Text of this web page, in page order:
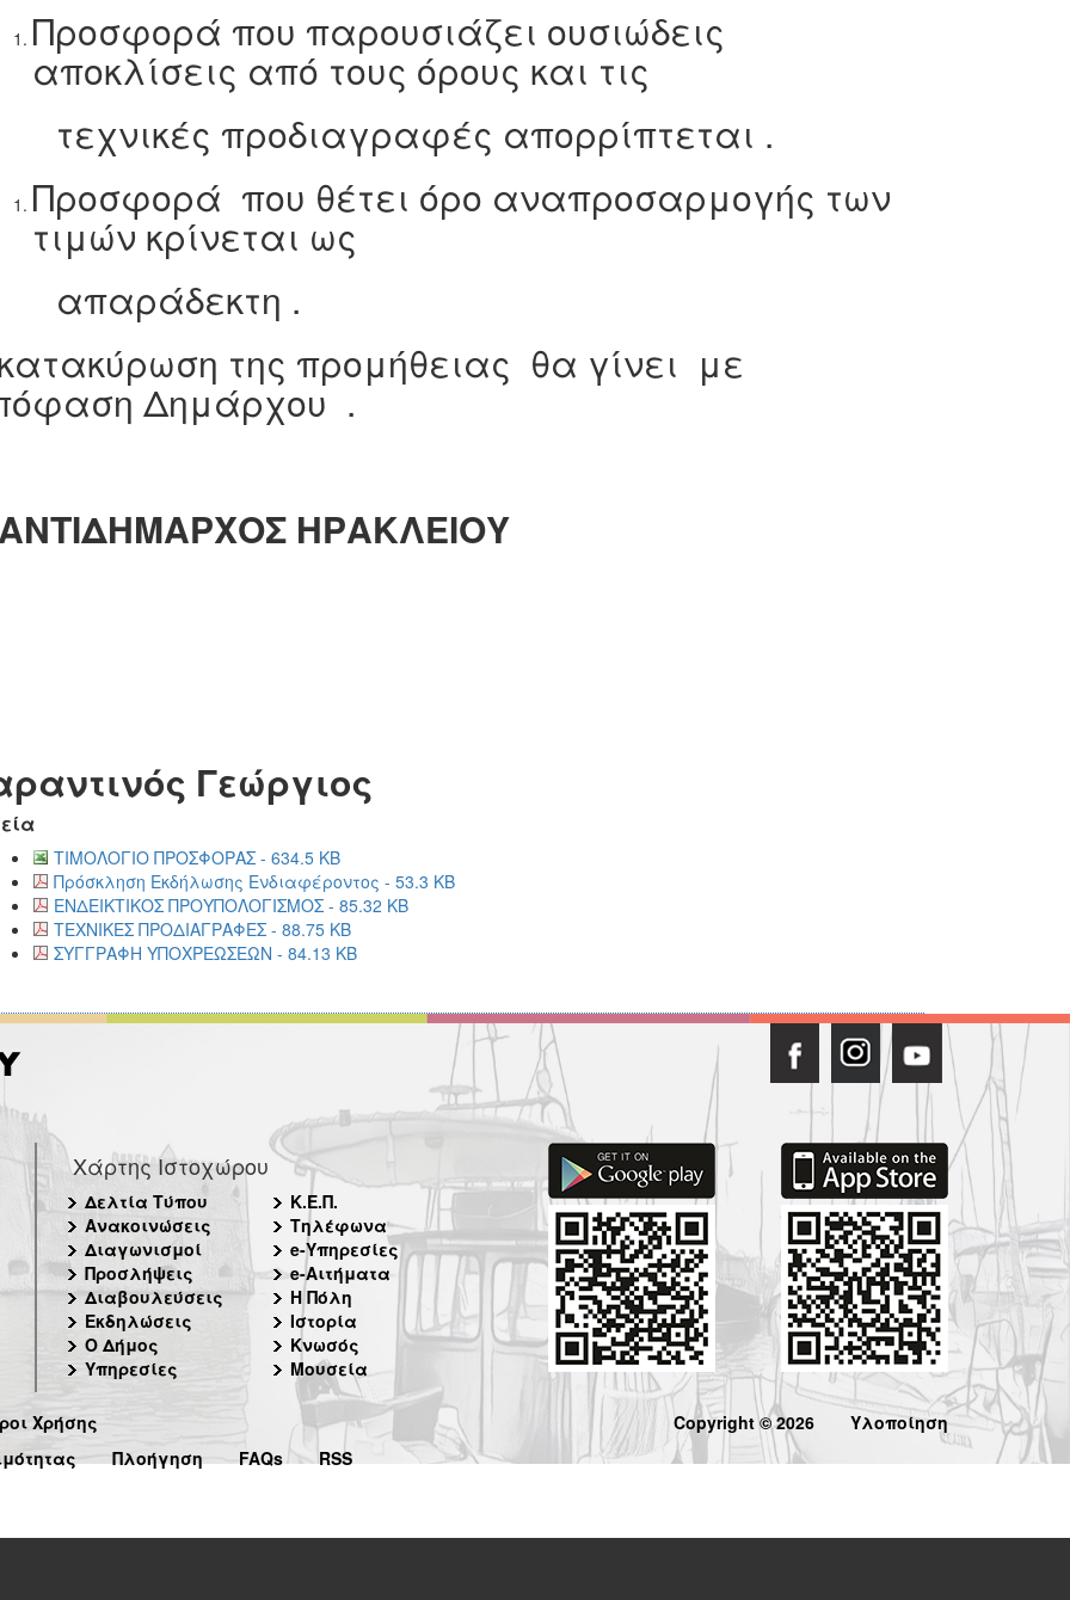
Προσφορά που παρουσιάζει ουσιώδεις
αποκλίσεις από τους όρους και τις
προδιαγραφές απορρίπτεται .
Προσφορά που θέτει όρο αναπροσαρμογής των
τιμών κρίνεται ως
.
της προμήθειας θα γίνει με
Δημάρχου .
ΗΡΑΚΛΕΙΟΥ
Γεώργιος
ΤΙΜΟΛΟΓΙΟ ΠΡΟΣΦΟΡΑΣ - 634.5 KB
Πρόσκληση Εκδήλωσης Ενδιαφέροντος - 53.3 KB
ΕΝΔΕΙΚΤΙΚΟΣ ΠΡΟΥΠΟΛΟΓΙΣΜΟΣ - 85.32 KB
ΤΕΧΝΙΚΕΣ ΠΡΟΔΙΑΓΡΑΦΕΣ - 88.75 KB
ΣΥΓΓΡΑΦΗ ΥΠΟΧΡΕΩΣΕΩΝ - 84.13 KB
Χάρτης Ιστοχώρου
Δελτία Τύπου
Ανακοινώσεις
Διαγωνισμοί
Προσλήψεις
Διαβουλεύσεις
Εκδηλώσεις
Ο Δήμος
Υπηρεσίες
Κ.Ε.Π.
Τηλέφωνα
e-Υπηρεσίες
e-Αιτήματα
Η Πόλη
Ιστορία
Κνωσός
Μουσεία
Χρήσης
Πλοήγηση FAQs RSS
Copyright © 2026 Υλοποίηση